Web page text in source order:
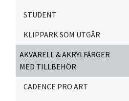
STUDENT
KLIPPARK SOM UTGÅR
AKVARELL & AKRYLFÄRGER
MED TILLBEHÖR
CADENCE PRO ART